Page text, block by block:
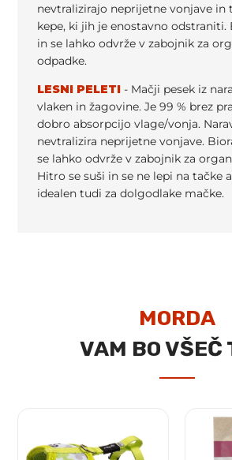
nevtralizirajo neprijetne vonjave
kepe, ki jih je enostavno odstraniti.
in se lahko odvrže v zabojnik za
odpadke.
LESNI PELETI - Mačji pesek iz
vlaken in žagovine. Je 99 % brez
dobro absorpcijo vlage/vonja.
nevtralizira neprijetne vonjave.
se lahko odvrže v zabojnik za
Hitro se suši in se ne lepi na tačke
idealen tudi za dolgodlake mačke.
MORDA
VAM BO VŠEČ